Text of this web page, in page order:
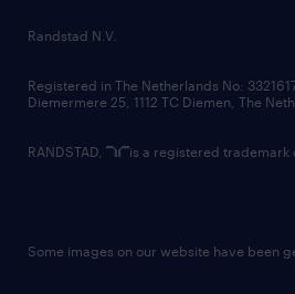
country websites
Randstad N.V.
Registered in The Netherlands No:
Diemermere 25, 1112 TC Diemen, The
RANDSTAD, is a registered trademark
Some images on our website have been